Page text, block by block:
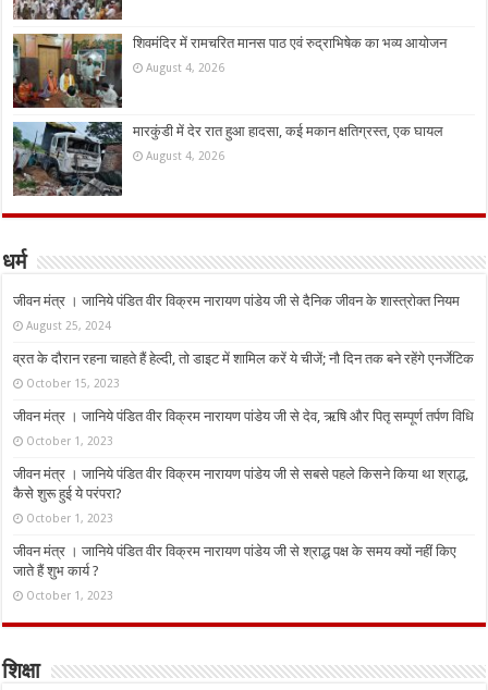
शिवमंदिर में रामचरित मानस पाठ एवं रुद्राभिषेक का भव्य आयोजन
August 4, 2026
मारकुंडी में देर रात हुआ हादसा, कई मकान क्षतिग्रस्त, एक घायल
August 4, 2026
धर्म
जीवन मंत्र । जानिये पंडित वीर विक्रम नारायण पांडेय जी से दैनिक जीवन के शास्त्रोक्त नियम
August 25, 2024
व्रत के दौरान रहना चाहते हैं हेल्दी, तो डाइट में शामिल करें ये चीजें; नौ दिन तक बने रहेंगे एनर्जेटिक
October 15, 2023
जीवन मंत्र । जानिये पंडित वीर विक्रम नारायण पांडेय जी से देव, ऋषि और पितृ सम्पूर्ण तर्पण विधि
October 1, 2023
जीवन मंत्र । जानिये पंडित वीर विक्रम नारायण पांडेय जी से सबसे पहले किसने किया था श्राद्ध,
कैसे शुरू हुई ये परंपरा?
October 1, 2023
जीवन मंत्र । जानिये पंडित वीर विक्रम नारायण पांडेय जी से श्राद्ध पक्ष के समय क्यों नहीं किए
जाते हैं शुभ कार्य ?
October 1, 2023
शिक्षा